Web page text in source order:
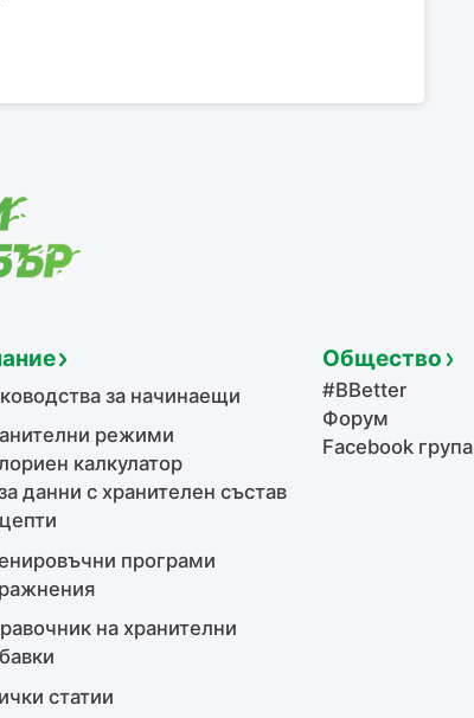
за начинаещи
режими
калкулатор
данни с хранителен състав
програми
на хранителни
статии
Общество
#BBetter
Форум
Facebook група